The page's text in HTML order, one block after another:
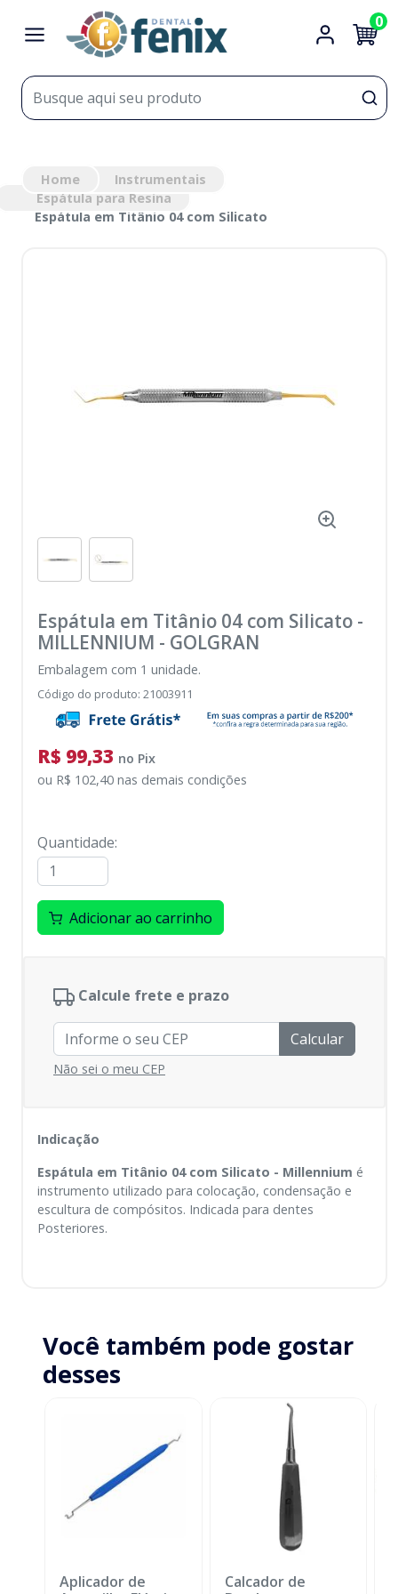
0
Home
Instrumentais
Espátula para Resina
Espátula em Titânio 04 com Silicato
Espátula em Titânio 04 com Silicato -
MILLENNIUM - GOLGRAN
Embalagem com 1 unidade.
Código do produto: 21003911
R$ 99,33 no Pix
ou R$ 102,40 nas demais condições
Quantidade:
Adicionar ao carrinho
Calcule frete e prazo
Calcular
Não sei o meu CEP
Indicação
Espátula em Titânio 04 com Silicato - Millennium é
instrumento utilizado para colocação, condensação e
escultura de compósitos. Indicada para dentes
Posteriores.
Você também pode gostar
desses
Aplicador de
Calcador de